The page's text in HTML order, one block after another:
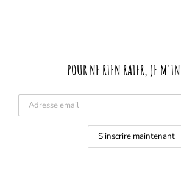
POUR NE RIEN RATER, JE